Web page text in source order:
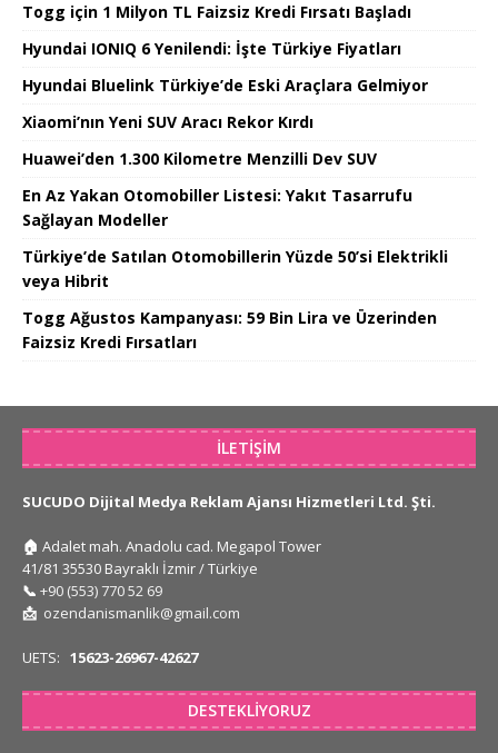
Togg için 1 Milyon TL Faizsiz Kredi Fırsatı Başladı
Hyundai IONIQ 6 Yenilendi: İşte Türkiye Fiyatları
Hyundai Bluelink Türkiye’de Eski Araçlara Gelmiyor
Xiaomi’nın Yeni SUV Aracı Rekor Kırdı
Huawei’den 1.300 Kilometre Menzilli Dev SUV
En Az Yakan Otomobiller Listesi: Yakıt Tasarrufu
Sağlayan Modeller
Türkiye’de Satılan Otomobillerin Yüzde 50’si Elektrikli
veya Hibrit
Togg Ağustos Kampanyası: 59 Bin Lira ve Üzerinden
Faizsiz Kredi Fırsatları
İLETIŞIM
SUCUDO Dijital Medya Reklam Ajansı Hizmetleri Ltd. Şti.
🏠 Adalet mah. Anadolu cad. Megapol Tower
41/81 35530 Bayraklı İzmir / Türkiye
📞 +90 (553) 770 52 69
📩 ozendanismanlik@gmail.com
UETS: 15623-26967-42627
DESTEKLIYORUZ